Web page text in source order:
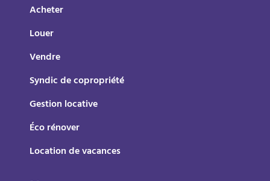
Acheter
Louer
Vendre
Syndic de copropriété
Gestion locative
Éco rénover
Location de vacances